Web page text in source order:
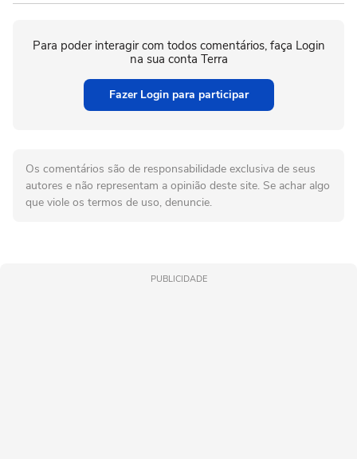
Para poder interagir com todos comentários, faça Login
na sua conta Terra
Fazer Login para participar
Os comentários são de responsabilidade exclusiva de seus
autores e não representam a opinião deste site. Se achar algo
que viole os termos de uso, denuncie.
PUBLICIDADE